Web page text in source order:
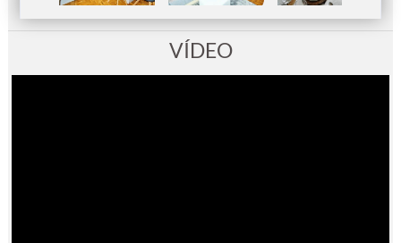
VÍDEO